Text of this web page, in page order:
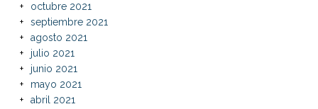
octubre 2021
septiembre 2021
agosto 2021
julio 2021
junio 2021
mayo 2021
abril 2021